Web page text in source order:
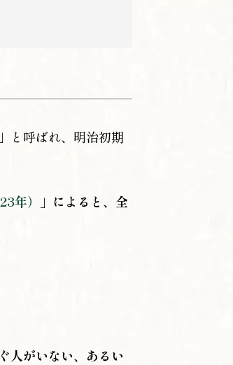
と呼ばれ、明治初期
年）
」によると、全
人がいない、あるい